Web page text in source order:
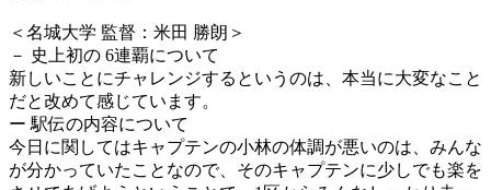
＜名城大学 監督：米田 勝朗＞
－ 史上初の 6連覇について
新しいことにチャレンジするというのは、本当に大変なこと
だと改めて感じています。
ー 駅伝の内容について
今日に関してはキャプテンの小林の体調が悪いのは、みんな
が分かっていたことなので、そのキャプテンに少しでも楽を